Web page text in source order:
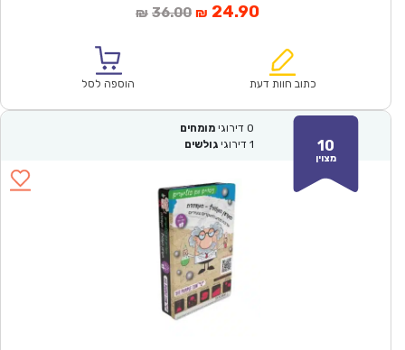
₪ 36.00המחיר
₪36.00.
₪ 24.90המחיר
הוא:
כתוב חוות דעת הוספה לסל
10
מצוין
0 דירוגי מומחים
1 דירוגי גולשים